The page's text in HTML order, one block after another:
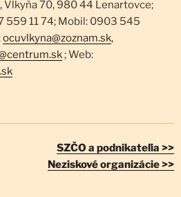
Vlkyňa 70, 980 44 Lenartovce;
559 11 74; Mobil: 0903 545
ocuvlkyna@zoznam.sk,
; Web:
SZČO a podnikateľia >>
Neziskové organizácie >>